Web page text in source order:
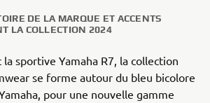
DE LA MARQUE ET ACCENTS
LA COLLECTION 2024
la sportive Yamaha R7, la collection
se forme autour du bleu bicolore
pour une nouvelle gamme